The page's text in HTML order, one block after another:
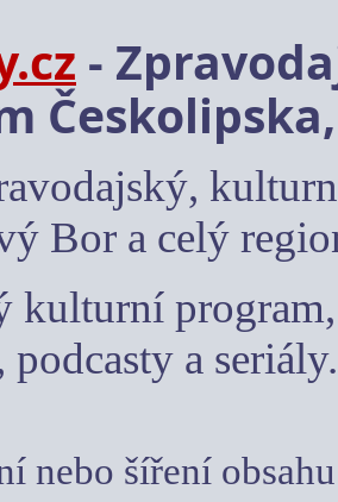
-
Bor a celý
kulturní
podcasty a seriály.
nebo šíření